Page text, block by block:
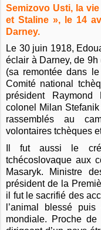
Semizovo Usti, la
et Staline », le 14
Darney.
Le 30 juin 1918,
éclair à Darney, de
(sa remontée dans
Comité national
président
colonel Milan
rassemblés au
volontaires tchèques
Il fut aussi le
tchécoslovaque aux
Masaryk. Ministre
président de la
il fut le sacrifié des
l’animal blessé
mondiale. Proche